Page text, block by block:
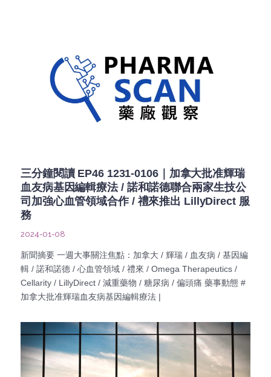
三分鐘閱讀 EP46 1231-0106｜加拿大批准輝瑞
血友病基因編輯療法 / 諾和諾德聯合兩家生技公
司加強心血管領域合作 / 禮來推出 LillyDirect 服
務
2024-01-08
新聞摘要 一週大事關注焦點：加拿大 / 輝瑞 / 血友病 / 基因編
輯 / 諾和諾德 / 心血管領域 / 禮來 / Omega Therapeutics /
Cellarity / LillyDirect / 減重藥物 / 糖尿病 / 偏頭痛 藥事動態 #
加拿大批准輝瑞血友病基因編輯療法 |